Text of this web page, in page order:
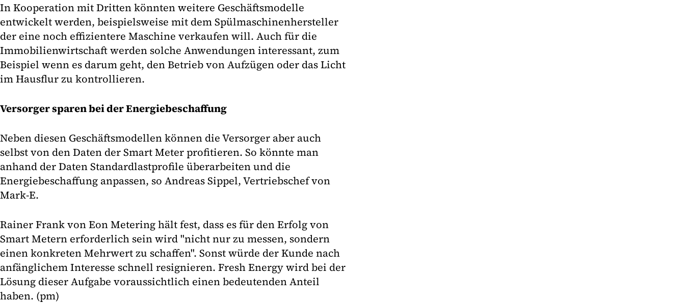
In Kooperation mit Dritten könnten weitere Geschäftsmodelle
entwickelt werden, beispielsweise mit dem Spülmaschinenhersteller
der eine noch effizientere Maschine verkaufen will. Auch für die
Immobilienwirtschaft werden solche Anwendungen interessant, zum
Beispiel wenn es darum geht, den Betrieb von Aufzügen oder das Licht
im Hausflur zu kontrollieren.
Versorger sparen bei der Energiebeschaffung
Neben diesen Geschäftsmodellen können die Versorger aber auch
selbst von den Daten der Smart Meter profitieren. So könnte man
anhand der Daten Standardlastprofile überarbeiten und die
Energiebeschaffung anpassen, so Andreas Sippel, Vertriebschef von
Mark-E.
Rainer Frank von Eon Metering hält fest, dass es für den Erfolg von
Smart Metern erforderlich sein wird "nicht nur zu messen, sondern
einen konkreten Mehrwert zu schaffen". Sonst würde der Kunde nach
anfänglichem Interesse schnell resignieren. Fresh Energy wird bei der
Lösung dieser Aufgabe voraussichtlich einen bedeutenden Anteil
haben. (pm)